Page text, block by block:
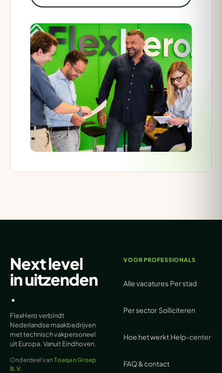
Next level
inuitzenden
.
FlexHero verbindt
Nederlandse maakbedrijven
met technisch vakpersoneel
uit Europa. Vanuit Eindhoven.
Onderdeel vanToeqan Groep
B.V.
VOOR PROFESSIONALS
Alle vacatures Per stad
Per sector Solliciteren
Hoe het werkt Help-center
FAQ & contact